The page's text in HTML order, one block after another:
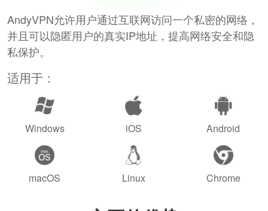
AndyVPN允许用户通过互联网访问一个私密的网络，
并且可以隐匿用户的真实IP地址，提高网络安全和隐
私保护。
适用于：
Windows iOS Android
macOS Linux Chrome